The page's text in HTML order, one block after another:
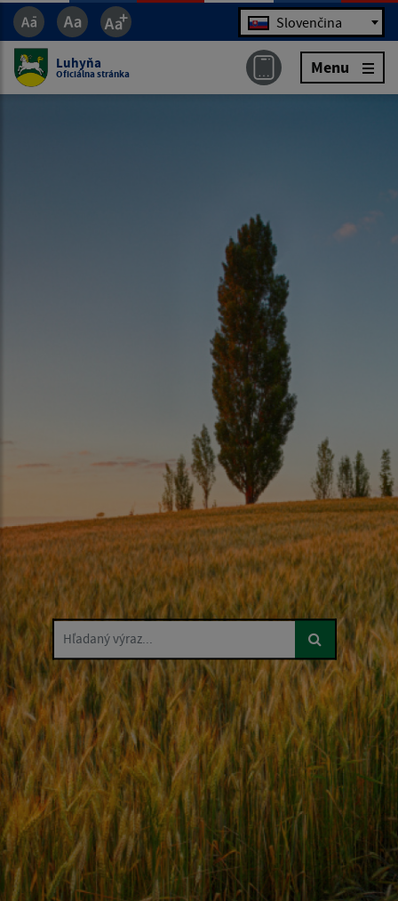
Jazyk Slovenčina
Luhyňa
Oficiálna stránka Menu
Hľadaný výraz...